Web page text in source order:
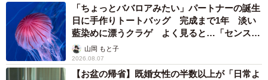
「ちょっとババロアみたい」パートナーの誕生
日に手作りトートバッグ 完成まで1年 淡い
藍染めに漂うクラゲ よく見ると…「センスす
ごい」山岡 もと子
2026.08.07
【お盆の帰省】既婚女性の半数以上が「日常よ